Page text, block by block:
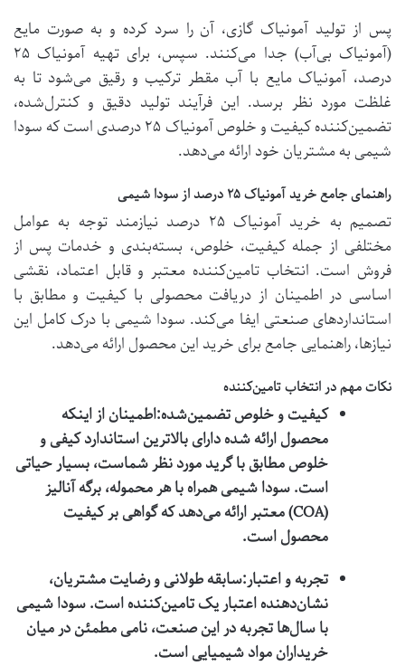
پس از تولید آمونیاک گازی، آن را سرد کرده و به صورت مایع
(آمونیاک بی‌آب) جدا می‌کنند. سپس، برای تهیه آمونیاک ۲۵
درصد، آمونیاک مایع با آب مقطر ترکیب و رقیق می‌شود تا به
غلظت مورد نظر برسد. این فرآیند تولید دقیق و کنترل‌شده،
تضمین‌کننده کیفیت و خلوص آمونیاک ۲۵ درصدی است که سودا
شیمی به مشتریان خود ارائه می‌دهد.
راهنمای جامع خرید آمونیاک ۲۵ درصد از سودا شیمی
تصمیم به خرید آمونیاک ۲۵ درصد نیازمند توجه به عوامل
مختلفی از جمله کیفیت، خلوص، بسته‌بندی و خدمات پس از
فروش است. انتخاب تامین‌کننده معتبر و قابل اعتماد، نقشی
اساسی در اطمینان از دریافت محصولی با کیفیت و مطابق با
استانداردهای صنعتی ایفا می‌کند. سودا شیمی با درک کامل این
نیازها، راهنمایی جامع برای خرید این محصول ارائه می‌دهد.
نکات مهم در انتخاب تامین‌کننده
کیفیت و خلوص تضمین‌شده:اطمینان از اینکه
محصول ارائه شده دارای بالاترین استاندارد کیفی و
خلوص مطابق با گرید مورد نظر شماست، بسیار حیاتی
است. سودا شیمی همراه با هر محموله، برگه آنالیز
(COA) معتبر ارائه می‌دهد که گواهی بر کیفیت
محصول است.
تجربه و اعتبار:سابقه طولانی و رضایت مشتریان،
نشان‌دهنده اعتبار یک تامین‌کننده است. سودا شیمی
با سال‌ها تجربه در این صنعت، نامی مطمئن در میان
خریداران مواد شیمیایی است.